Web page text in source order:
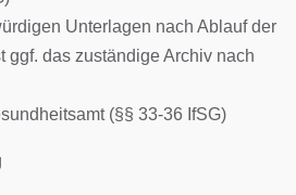
Unterlagen nach Ablauf der
ggf. das zuständige Archiv nach
(§§ 33-36 IfSG)